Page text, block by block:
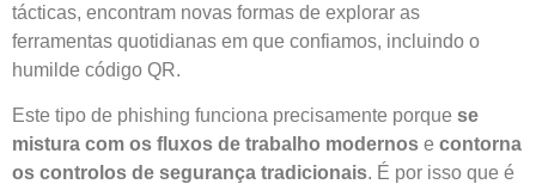
tácticas, encontram novas formas de explorar as
ferramentas quotidianas em que confiamos, incluindo o
humilde código QR.
Este tipo de phishing funciona precisamente porque se
mistura com os fluxos de trabalho modernos e contorna
os controlos de segurança tradicionais. É por isso que é